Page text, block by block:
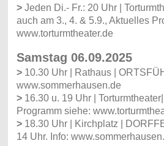
> Jeden Di.- Fr.: 20 Uhr |
auch am 3., 4. & 5.9., Aktuelles
www.torturmtheater.de
Samstag 06.09.2025
> 10.30 Uhr | Rathaus |
www.sommerhausen.de
> 16.30 u. 19 Uhr |
Programm siehe:
> 18.30 Uhr | Kirchplatz |
14 Uhr. Info: